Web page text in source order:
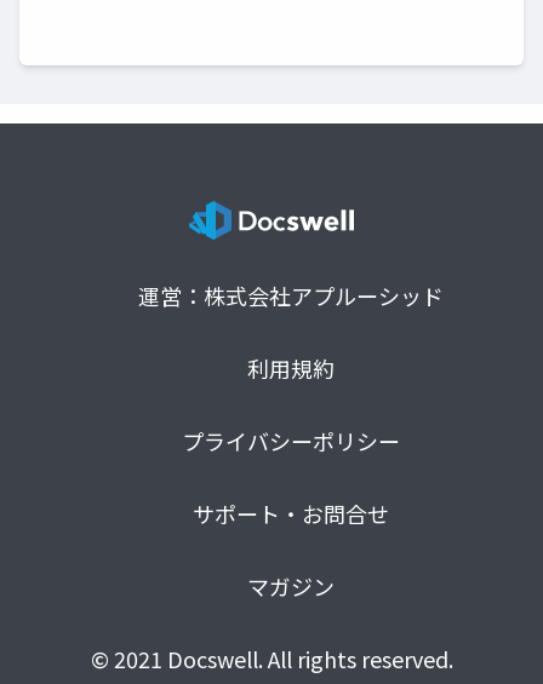
運営：株式会社アプルーシッド
利用規約
プライバシーポリシー
サポート・お問合せ
マガジン
© 2021 Docswell. All rights reserved.